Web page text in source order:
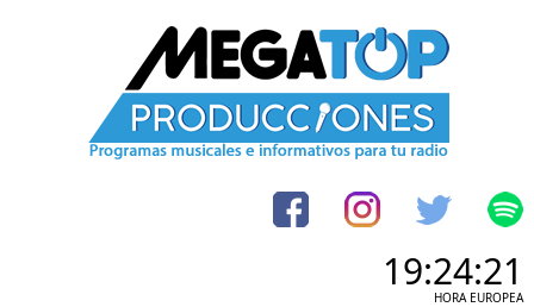
19:24:21
HORA EUROPEA